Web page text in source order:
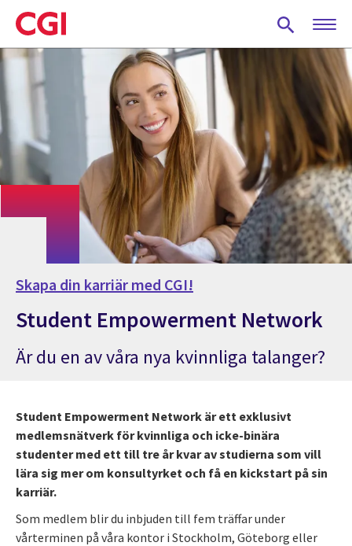
Skip
to
main
Skapa din karriär med CGI!
Student Empowerment Network
Är du en av våra nya kvinnliga talanger?
Student Empowerment Network är ett exklusivt
medlemsnätverk för kvinnliga och icke-binära
studenter med ett till tre år kvar av studierna som vill
lära sig mer om konsultyrket och få en kickstart på sin
karriär.
Som medlem blir du inbjuden till fem träffar under
vårterminen på våra kontor i Stockholm, Göteborg eller